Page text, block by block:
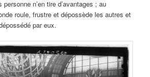
n’en tire d’avantages ; au
roule, frustre et dépossède les autres et
par eux.